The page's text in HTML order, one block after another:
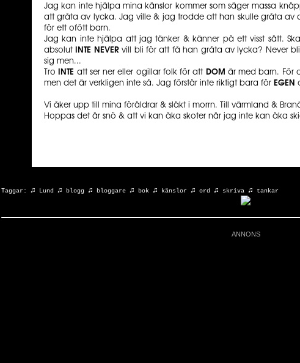
Jag kan inte hjälpa mina känslor kommer som säger massa
att gråta av lycka. Jag ville & jag trodde att han skulle gråta av
för ett ofött barn.
Jag kan inte hjälpa att jag tänker & känner på ett visst sätt.
absolutINTE NEVERvill bli för att få han gråta av lycka? Never
sig men...
Tro
INTE att ser ner eller ogillar folk för att DOM är med barn. För
men det är verkligen inte så. Jag förstår inte riktigt bara för EGEN
Vi åker upp till mina föräldrar & släkt i morrn. Till värmland &
Hoppas det är snö & att vi kan åka skoter när jag inte kan åka
Taggar: ♫ Lund ♫ blogg ♫ bloggare ♫ bok ♫ känslor ♫ ord ♫ skriva ♫ tankar